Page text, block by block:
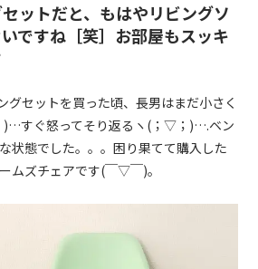
ットだと、もはやリビングソ
ですね［笑］お部屋もスッキ
グセットを買った頃、長男はまだ小さく
)…すぐ怒ってそり返るヽ ( ；▽； )….ベン
状態でした。。。困り果てて購入した
ムズチェアです(￣▽￣)。